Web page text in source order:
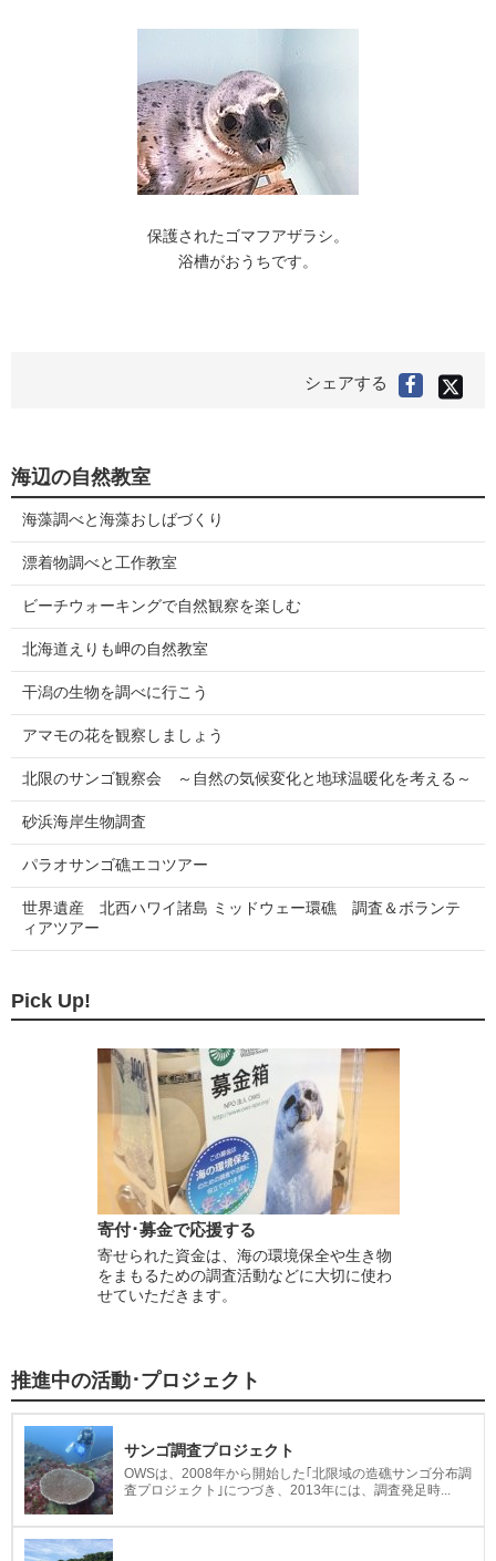
保護されたゴマフアザラシ。
浴槽がおうちです。
シェアする
Facebook
で
X(旧
で
海辺の自然教室
海藻調べと海藻おしばづくり
漂着物調べと工作教室
ビーチウォーキングで自然観察を楽しむ
北海道えりも岬の自然教室
干潟の生物を調べに行こう
アマモの花を観察しましょう
北限のサンゴ観察会 ～自然の気候変化と地球温暖化を考える～
砂浜海岸生物調査
パラオサンゴ礁エコツアー
世界遺産 北西ハワイ諸島 ミッドウェー環礁 調査＆ボランテ
ィアツアー
Pick Up!
寄付･募金で応援する
寄せられた資金は、海の環境保全や生き物
をまもるための調査活動などに大切に使わ
せていただきます。
推進中の活動･プロジェクト
サンゴ調査プロジェクト
OWSは、2008年から開始した｢北限域の造礁サンゴ分布調
査プロジェクト｣につづき、2013年には、調査発足時...